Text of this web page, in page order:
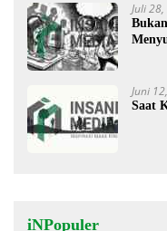
Juli
Juni
Saat
iNPopuler